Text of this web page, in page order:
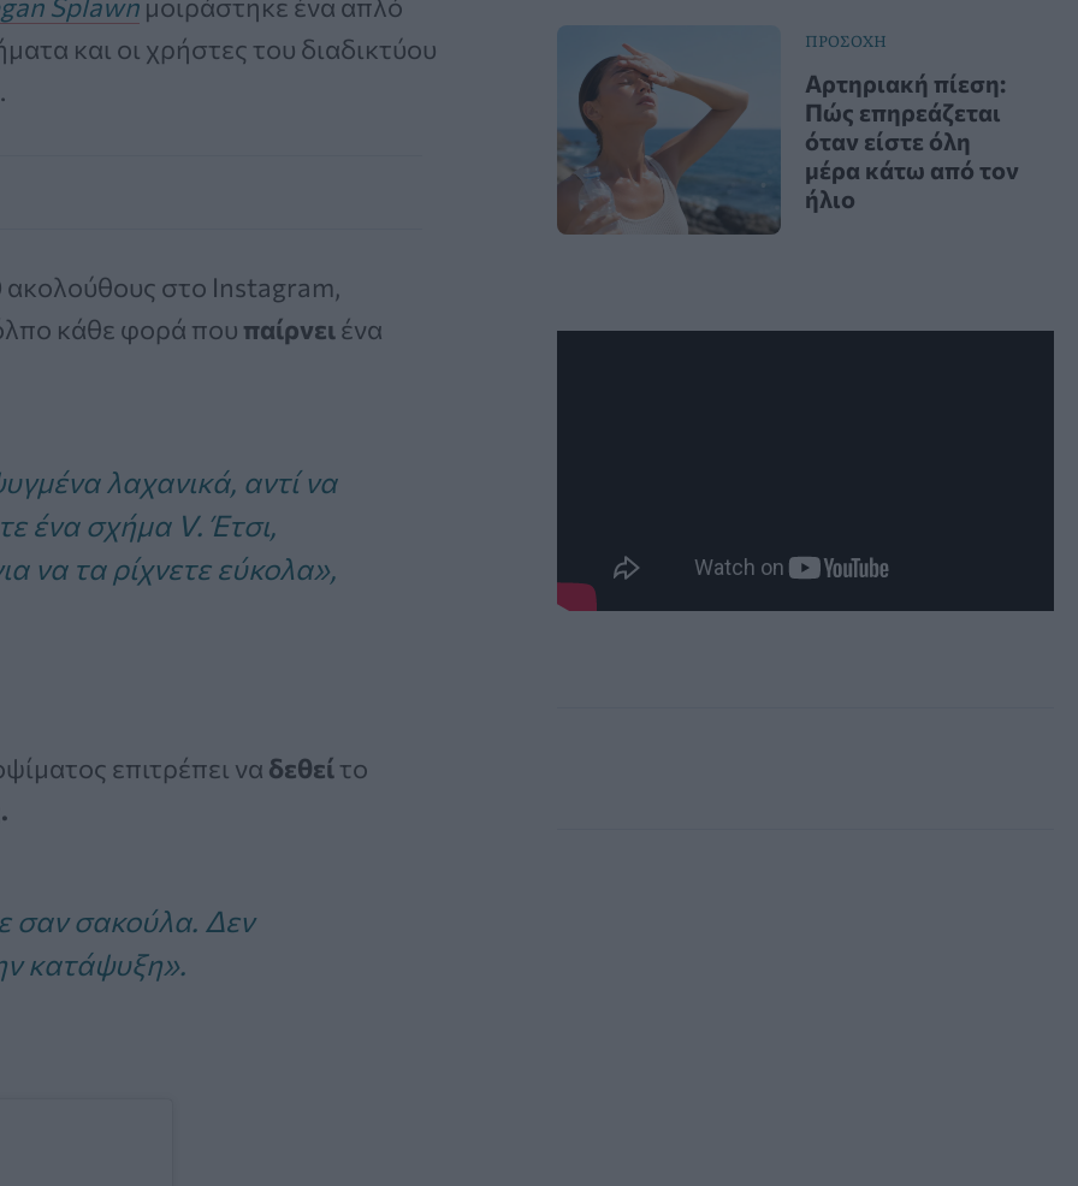
Splawnμοιράστηκε ένα απλό
και οι χρήστες του διαδικτύου
στο Instagram,
κάθε φορά που παίρνειένα
λαχανικά, αντί να
ένα σχήμα V. Έτσι,
να τα ρίχνετε εύκολα»,
επιτρέπει να δεθείτο
σαν σακούλα. Δεν
κατάψυξη».
ΠΡΟΣΟΧΗ
Αρτηριακή πίεση:
Πώς επηρεάζεται
όταν είστε όλη
μέρα κάτω από τον
ήλιο